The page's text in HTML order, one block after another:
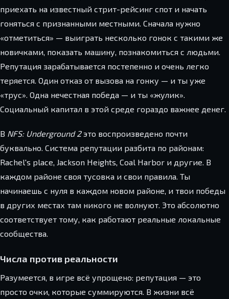
приехать на известный стрит-рейсинг спот и начать
гоняться с признанными местными. Сначала нужно
«отметиться» — выиграть несколько гонок с такими же
новичками, показать машину, познакомиться с людьми.
Репутация зарабатывается постепенно и очень легко
теряется. Один отказ от вызова на гонку — и ты уже
«трус». Одна нечестная победа — и ты «жулик».
Социальный капитал в этой среде гораздо важнее денег.
В NFS: Underground 2это воспроизведено почти
буквально. Система репутации разбита по районам:
Rachel's place, Jackson Heights, Coal Harbor и другие. В
каждом районе своя тусовка и свои правила. Ты
начинаешь с нуля в каждом новом районе, и твои победы
в других местах там никого не волнуют. Это абсолютно
соответствует тому, как работают реальные локальные
сообщества.
Числа против реальности
Разумеется, в игре всё упрощено: репутация — это
просто очки, которые суммируются. В жизни всё